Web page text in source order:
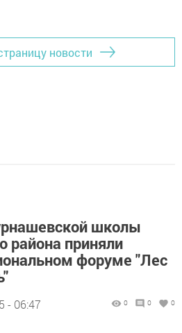
новости
школы
района приняли
форуме "Лес
- 06:47 0 0 0